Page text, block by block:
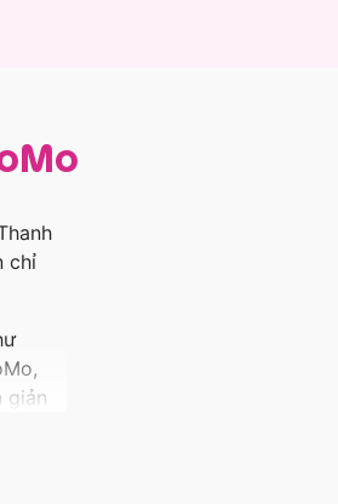
chỉ
giản